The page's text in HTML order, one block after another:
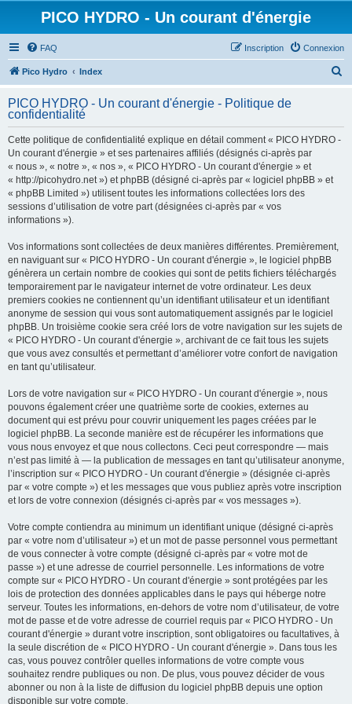
PICO HYDRO - Un courant d'énergie
FAQ Connexion
Inscription
Pico Hydro Index
h
PICO HYDRO - Un courant d'énergie - Politique de
confidentialité
Cette politique de confidentialité explique en détail comment « PICO HYDRO -
Un courant d'énergie » et ses partenaires affiliés (désignés ci-après par
« nous », « notre », « nos », « PICO HYDRO - Un courant d'énergie » et
« http://picohydro.net ») et phpBB (désigné ci-après par « logiciel phpBB » et
« phpBB Limited ») utilisent toutes les informations collectées lors des
sessions d’utilisation de votre part (désignées ci-après par « vos
informations »).
Vos informations sont collectées de deux manières différentes. Premièrement,
en naviguant sur « PICO HYDRO - Un courant d'énergie », le logiciel phpBB
génèrera un certain nombre de cookies qui sont de petits fichiers téléchargés
temporairement par le navigateur internet de votre ordinateur. Les deux
premiers cookies ne contiennent qu’un identifiant utilisateur et un identifiant
anonyme de session qui vous sont automatiquement assignés par le logiciel
phpBB. Un troisième cookie sera créé lors de votre navigation sur les sujets de
« PICO HYDRO - Un courant d'énergie », archivant de ce fait tous les sujets
que vous avez consultés et permettant d’améliorer votre confort de navigation
en tant qu’utilisateur.
Lors de votre navigation sur « PICO HYDRO - Un courant d'énergie », nous
pouvons également créer une quatrième sorte de cookies, externes au
document qui est prévu pour couvrir uniquement les pages créées par le
logiciel phpBB. La seconde manière est de récupérer les informations que
vous nous envoyez et que nous collectons. Ceci peut correspondre — mais
n’est pas limité à — la publication de messages en tant qu’utilisateur anonyme,
l’inscription sur « PICO HYDRO - Un courant d'énergie » (désignée ci-après
par « votre compte ») et les messages que vous publiez après votre inscription
et lors de votre connexion (désignés ci-après par « vos messages »).
Votre compte contiendra au minimum un identifiant unique (désigné ci-après
par « votre nom d’utilisateur ») et un mot de passe personnel vous permettant
de vous connecter à votre compte (désigné ci-après par « votre mot de
passe ») et une adresse de courriel personnelle. Les informations de votre
compte sur « PICO HYDRO - Un courant d'énergie » sont protégées par les
lois de protection des données applicables dans le pays qui héberge notre
serveur. Toutes les informations, en-dehors de votre nom d’utilisateur, de votre
mot de passe et de votre adresse de courriel requis par « PICO HYDRO - Un
courant d'énergie » durant votre inscription, sont obligatoires ou facultatives, à
la seule discrétion de « PICO HYDRO - Un courant d'énergie ». Dans tous les
cas, vous pouvez contrôler quelles informations de votre compte vous
souhaitez rendre publiques ou non. De plus, vous pouvez décider de vous
abonner ou non à la liste de diffusion du logiciel phpBB depuis une option
disponible sur votre compte.